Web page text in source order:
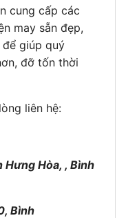
cung cấp các
may sẵn đẹp,
để giúp quý
đỡ tốn thời
liên hệ:
Hòa, , Bình
Bình